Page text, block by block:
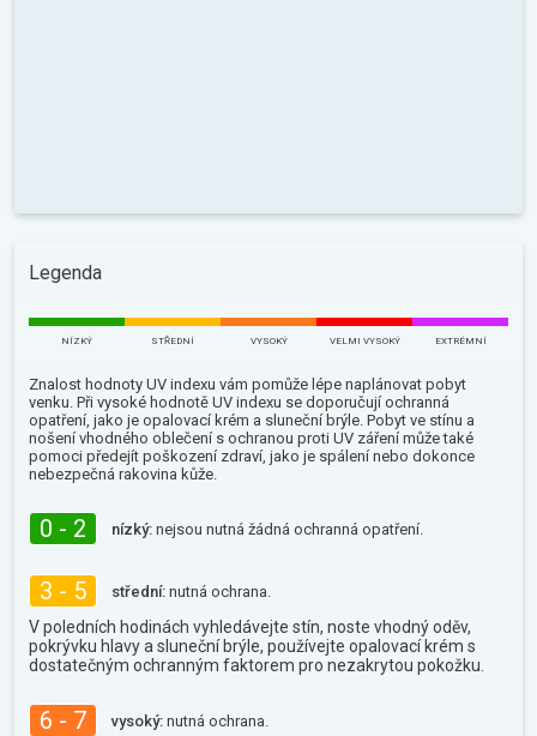
Legenda
NÍZKÝ STŘEDNÍ VYSOKÝ VELMI VYSOKÝ EXTRÉMNÍ
Znalost hodnoty UV indexu vám pomůže lépe naplánovat pobyt
venku. Při vysoké hodnotě UV indexu se doporučují ochranná
opatření, jako je opalovací krém a sluneční brýle. Pobyt ve stínu a
nošení vhodného oblečení s ochranou proti UV záření může také
pomoci předejít poškození zdraví, jako je spálení nebo dokonce
nebezpečná rakovina kůže.
0 - 2 nízký: nejsou nutná žádná ochranná opatření.
3 - 5 střední: nutná ochrana.
V poledních hodinách vyhledávejte stín, noste vhodný oděv,
pokrývku hlavy a sluneční brýle, používejte opalovací krém s
dostatečným ochranným faktorem pro nezakrytou pokožku.
6 - 7 vysoký: nutná ochrana.